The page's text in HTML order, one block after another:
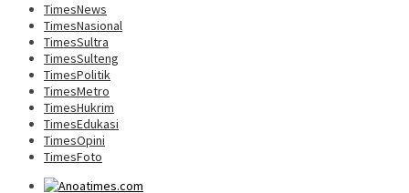
TimesNews
TimesNasional
TimesSultra
TimesSulteng
TimesPolitik
TimesMetro
TimesHukrim
TimesEdukasi
TimesOpini
TimesFoto